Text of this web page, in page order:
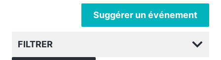
Suggérer un événement
FILTRER